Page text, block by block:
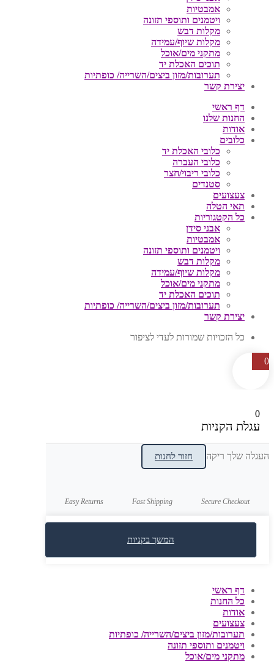
אמבטיות
ויטמנים ותוספי תזונה
מקלות דבש
מקלות שיוף/עמידה
מתקני מים/אוכל
תוכים האכלת יד
תערובות/מזון ביצים/השרייה/ כופתיות
יצירת קשר
דף ראשי
החנות שלנו
אודות
כלובים
כלובי האכלת יד
כלובי העברה
כלובי ריבוי/חצר
סטנדים
צעצועים
תאי הטלה
כל הקטגוריות
אבני סידן
אמבטיות
ויטמנים ותוספי תזונה
מקלות דבש
מקלות שיוף/עמידה
מתקני מים/אוכל
תוכים האכלת יד
תערובות/מזון ביצים/השרייה/ כופתיות
יצירת קשר
כל הזכויות שמורות לעדי לציפור
0
0
עגלת הקניות
העגלה שלך ריקה חזור לחנות
Secure Checkout
Fast Shipping
Easy Returns
המשך בקניות
דף ראשי
כל החנות
אודות
צעצועים
תערובות/מזון ביצים/השרייה/ כופתיות
ויטמנים ותוספי תזונה
מתקני מים/אוכל